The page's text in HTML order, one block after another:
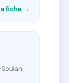
fiche →